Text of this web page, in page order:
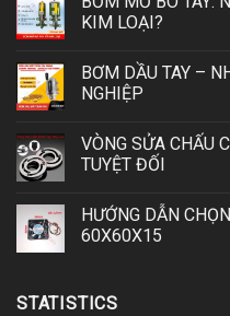
KIM LOẠI?
BƠM DẦU TAY –
NGHIỆP
VÒNG SỬA CHẤU
TUYỆT ĐỐI
HƯỚNG DẪN
60X60X15
STATISTICS